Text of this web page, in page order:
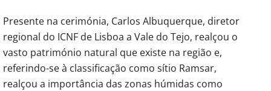
Presente na cerimónia, Carlos Albuquerque, diretor
regional do ICNF de Lisboa a Vale do Tejo, realçou o
vasto património natural que existe na região e,
referindo-se à classificação como sítio Ramsar,
realçou a importância das zonas húmidas como